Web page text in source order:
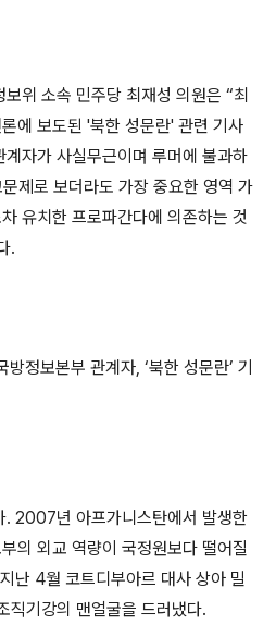
위 소속 민주당 최재성 의원은 “최
에 보도된 '북한 성문란' 관련 기사
자가 사실무근이며 루머에 불과하
제로 보더라도 가장 중요한 영역 가
유치한 프로파간다에 의존하는 것
.
정보본부 관계자, ‘북한 성문란’ 기
. 2007년 아프가니스탄에서 발생한
의 외교 역량이 국정원보다 떨어질
난 4월 코트디부아르 대사 상아 밀
직기강의 맨얼굴을 드러냈다.